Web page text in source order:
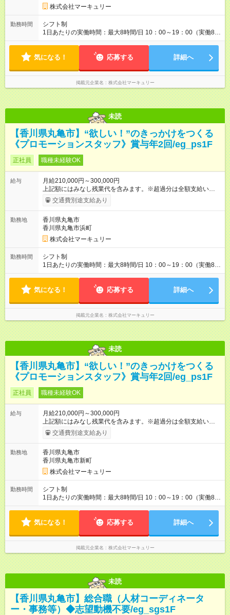
ナーやコンプライアンスなどの 項目ごとに目標を設定。 多くの
社員が目標を達成した上で、 ベースアップも叶えています。 1
人ひとりの成長や頑張りに対しても しっかり還元をしていく制
度が確立しています！ （※2022年度実績／平均昇給額：5000
態、給与は本採用時と同じです。
株式会社マーキュリー
勤務時間
シフト制
1日あたりの実働時間：最大8時間/日 10：00～19：00（実働8時
間／休憩1時間） ※勤務地により、異なる場合あり ＼残業は月平
おり、より働きやすい環境になるよう「働き方改革」を推進中
していきたい方、ぜひご応募ください♪
気になる！ 応募する 詳細へ
掲載元企業名 株式会社マーキュリー
未読
【香川県丸亀市】“欲しい！”のきっかけをつくる
《プロモーションスタッフ》賞与年2回/eg_ps1F
正社員 職種未経験OK
給与
月給210,000円～300,000円
上記額にはみなし残業代を含みます。※超過分は全額支給いたし
ます。 みなし残業代 14,616円／月 みなし残業時間 10時間／月
※能力やスキルを考慮の上、当社規程により決定します。 ーー
に1回の「年次昇給」があり、仕事での成果にあわせて昇給しま
す。特に頑張っている人は、上長の裁量でさらにプラスの昇給
となることも。努力や成長が収入につながる環境です。 【試用
期間】試用期間あり 試用期間の長さ：3ヶ月 雇用形態、給与は
本採用時と同じです。
交通費別途支給あり
勤務地
香川県丸亀市
香川県丸亀市浜町
株式会社マーキュリー
勤務時間
シフト制
1日あたりの実働時間：最大8時間/日 10：00～19：00（実働8時
間） ※勤務地により異なります。
気になる！ 応募する 詳細へ
掲載元企業名 株式会社マーキュリー
未読
【香川県丸亀市】“欲しい！”のきっかけをつくる
《プロモーションスタッフ》賞与年2回/eg_ps1F
正社員 職種未経験OK
給与
月給210,000円～300,000円
上記額にはみなし残業代を含みます。※超過分は全額支給いたし
ます。 みなし残業代 14,616円／月 みなし残業時間 10時間／月
※能力やスキルを考慮の上、当社規程により決定します。 ーー
に1回の「年次昇給」があり、仕事での成果にあわせて昇給しま
す。特に頑張っている人は、上長の裁量でさらにプラスの昇給
となることも。努力や成長が収入につながる環境です。 【試用
期間】試用期間あり 試用期間の長さ：3ヶ月 雇用形態、給与は
本採用時と同じです。
交通費別途支給あり
勤務地
香川県丸亀市
香川県丸亀市新町
株式会社マーキュリー
勤務時間
シフト制
1日あたりの実働時間：最大8時間/日 10：00～19：00（実働8時
間） ※勤務地により異なります。
気になる！ 応募する 詳細へ
掲載元企業名 株式会社マーキュリー
未読
【香川県丸亀市】総合職（人材コーディネータ
ー・事務等）◆志望動機不要/eg_sgs1F